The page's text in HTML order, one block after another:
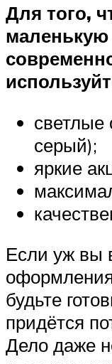
Для того,
маленькую
светлые
серый);
яркие
Если уж вы
будьте
придётся
Дело даже